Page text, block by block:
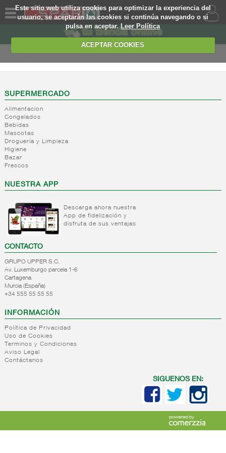
Este sitio web utiliza cookies para optimizar la experiencia del
usuario, se aceptarán las cookies si continúa navegando o si
pulsa en aceptar.Leer Política
ACEPTAR COOKIES
SOMOS
WEB
EJEMPLO
SUPERMERCADO
Alimentacion
Congelados
Bebidas
Mascotas
Droguería y Limpieza
Higiene
Bazar
Frescos
NUESTRA APP
Descarga ahora nuestra
App de fidelización y
disfruta de sus ventajas
CONTACTO
GRUPO UPPER S.C.
Av. Luxemburgo parcela 1-6
Cartagena
Murcia (España)
+34 555 55 55 55
INFORMACIÓN
Política de Privacidad
Uso de Cookies
Terminos y Condiciones
Aviso Legal
Contáctanos
SIGUENOS EN: